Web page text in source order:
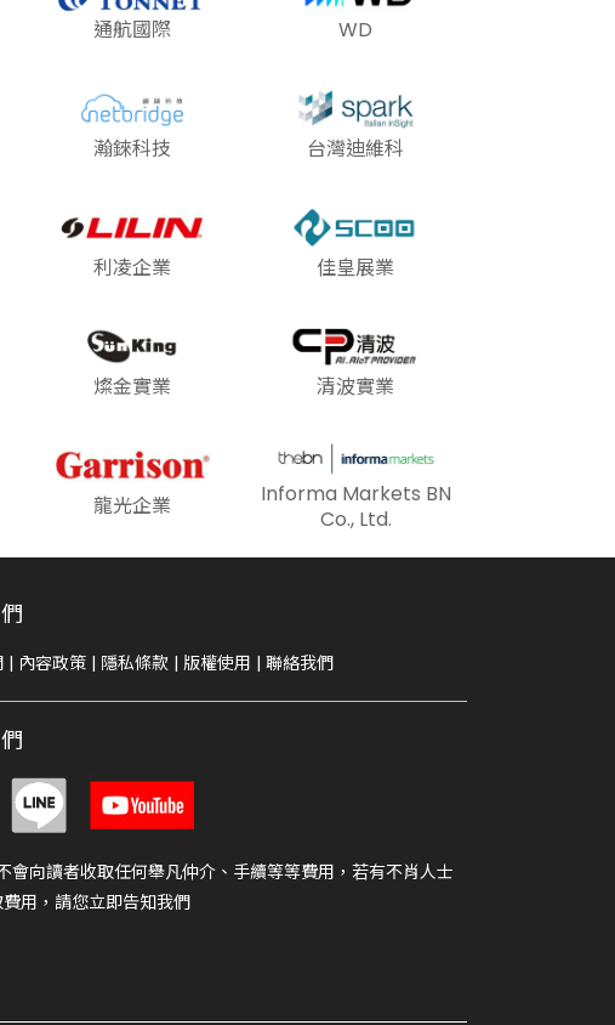
通航國際 WD
瀚錸科技 台灣迪維科
利凌企業 佳皇展業
燦金實業 清波實業
龍光企業
Informa Markets BN
Co., Ltd.
| 內容政策 | 隱私條款 | 版權使用 | 聯絡我們
會向讀者收取任何舉凡仲介、手續等等費用，若有不肖人士
用，請您立即告知我們